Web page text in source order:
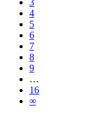
3
4
5
6
7
8
9
…
16
∞